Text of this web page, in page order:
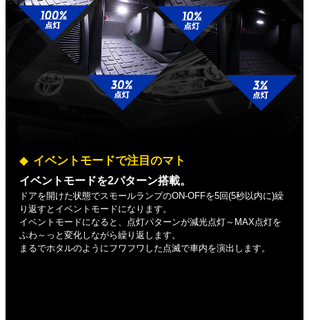
イベントモードで注目のマト
イベントモードを2パターン搭載。
ドアを開けた状態でスモールランプのON-OFFを5回(5秒以内に)繰
り返すとイベントモードになります。
イベントモードになると、点灯パターンが減光点灯～MAX点灯を
ふわ～っと変化しながら繰り返します。
まるでホタルのようにフワフワした点滅で車内を演出します。